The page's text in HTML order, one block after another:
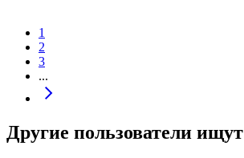
1
2
3
...
Другие пользователи ищут